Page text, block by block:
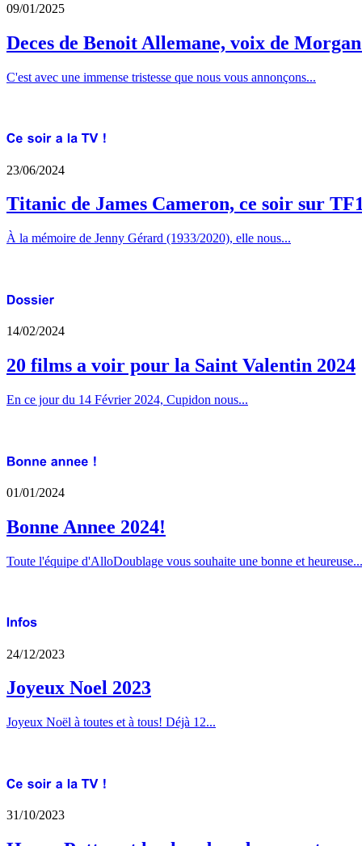
09/01/2025
Deces de Benoit Allemane, voix de
C'est avec une immense tristesse que nous vous annonçons...
23/06/2024
Titanic de James Cameron, ce soir sur
À la mémoire de Jenny Gérard (1933/2020), elle nous...
14/02/2024
20 films a voir pour la Saint Valentin 2024
En ce jour du 14 Février 2024, Cupidon nous...
01/01/2024
Bonne Annee 2024!
Toute l'équipe d'AlloDoublage vous souhaite une bonne et heureuse...
24/12/2023
Joyeux Noel 2023
Joyeux Noël à toutes et à tous! Déjà 12...
31/10/2023